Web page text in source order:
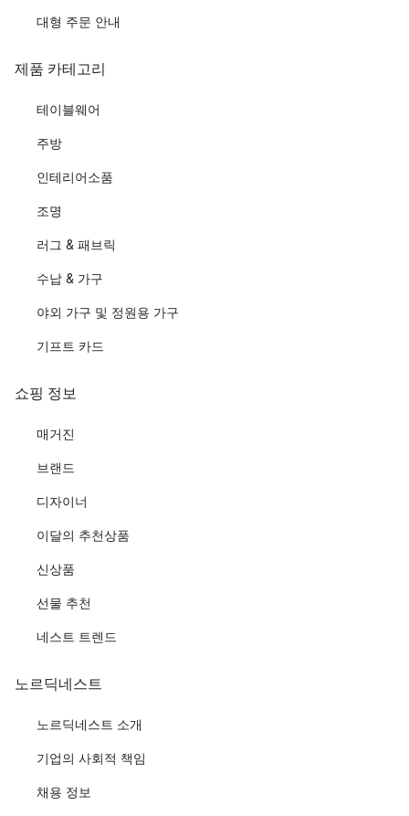
대형 주문 안내
제품 카테고리
테이블웨어
주방
인테리어소품
조명
러그 & 패브릭
수납 & 가구
야외 가구 및 정원용 가구
기프트 카드
쇼핑 정보
매거진
브랜드
디자이너
이달의 추천상품
신상품
선물 추천
네스트 트렌드
노르딕네스트
노르딕네스트 소개
기업의 사회적 책임
채용 정보